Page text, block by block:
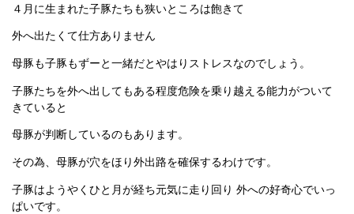
４月に生まれた子豚たちも狭いところは飽きて
外へ出たくて仕方ありません
母豚も子豚もずーと一緒だとやはりストレスなのでしょう。
子豚たちを外へ出してもある程度危険を乗り越える能力がついて
きていると
母豚が判断しているのもあります。
その為、母豚が穴をほり外出路を確保するわけです。
子豚はようやくひと月が経ち元気に走り回り 外への好奇心でいっ
ぱいです。